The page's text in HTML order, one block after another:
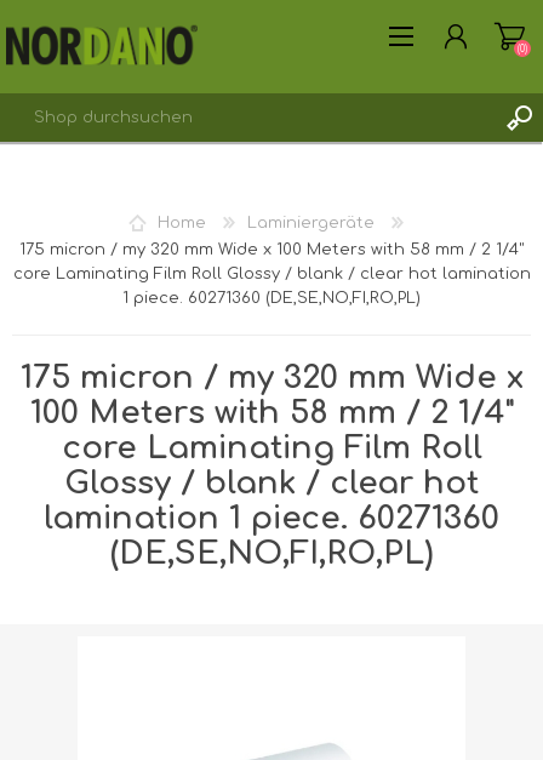
REGISTRIERUNG
ANMELDEN
(0)
Home
Laminiergeräte
175 micron / my 320 mm Wide x 100 Meters with 58 mm / 2 1/4"
core Laminating Film Roll Glossy / blank / clear hot lamination
1 piece. 60271360 (DE,SE,NO,FI,RO,PL)
175 micron / my 320 mm Wide x
100 Meters with 58 mm / 2 1/4"
core Laminating Film Roll
Glossy / blank / clear hot
lamination 1 piece. 60271360
(DE,SE,NO,FI,RO,PL)